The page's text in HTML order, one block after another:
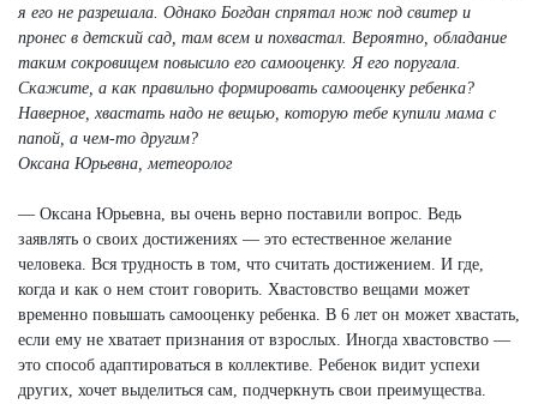
я его не разрешала. Однако Богдан спрятал нож под свитер и
пронес в детский сад, там всем и похвастал. Вероятно, обладание
таким сокровищем повысило его самооценку. Я его поругала.
Скажите, а как правильно формировать самооценку ребенка?
Наверное, хвастать надо не вещью, которую тебе купили мама с
папой, а чем-то другим?
Оксана Юрьевна, метеоролог
— Оксана Юрьевна, вы очень верно поставили вопрос. Ведь
заявлять о своих достижениях — это естественное желание
человека. Вся трудность в том, что считать достижением. И где,
когда и как о нем стоит говорить. Хвастовство вещами может
временно повышать самооценку ребенка. В 6 лет он может хвастать,
если ему не хватает признания от взрослых. Иногда хвастовство —
это способ адаптироваться в коллективе. Ребенок видит успехи
других, хочет выделиться сам, подчеркнуть свои преимущества.